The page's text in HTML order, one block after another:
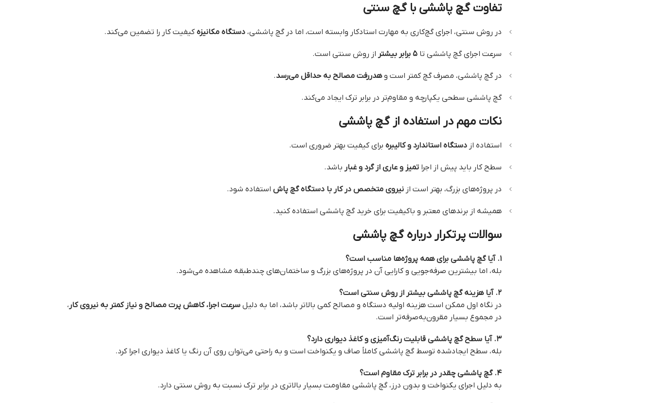
تفاوت گچ پاششی با گچ سنتی
در روش سنتی، اجرای گچ‌کاری به مهارت استادکار وابسته است، اما در گچ پاششی، دستگاه مکانیزهکیفیت کار را تضمین می‌کند.
سرعت اجرای گچ پاششی تا ۵ برابر بیشتر از روش سنتی است.
در گچ پاششی، مصرف گچ کمتر است وهدررفت مصالح به حداقل می‌رسد.
گچ پاششی سطحی یکپارچه و مقاوم‌تر در برابر ترک ایجاد می‌کند.
نکات مهم در استفاده از گچ پاششی
استفاده از دستگاه استاندارد و کالیبرهبرای کیفیت بهتر ضروری است.
سطح کار باید پیش از اجرا تمیز و عاری از گرد و غبار باشد.
در پروژه‌های بزرگ، بهتر است از نیروی متخصص در کار با دستگاه گچ پاشاستفاده شود.
همیشه از برندهای معتبر و باکیفیت برای خرید گچ پاششی استفاده کنید.
سوالات پرتکرار درباره گچ پاششی
۱. آیا گچ پاششی برای همه پروژه‌ها مناسب است؟
بله، اما بیشترین صرفه‌جویی و کارایی آن در پروژه‌های بزرگ و ساختمان‌های چندطبقه مشاهده می‌شود.
۲. آیا هزینه گچ پاششی بیشتر از روش سنتی است؟
در نگاه اول ممکن است هزینه اولیه دستگاه و مصالح کمی بالاتر باشد، اما به دلیل سرعت اجرا، کاهش پرت مصالح و نیاز کمتر به نیروی کار ،
در مجموع بسیار مقرون‌به‌صرفه‌تر است.
۳. آیا سطح گچ پاششی قابلیت رنگ‌آمیزی و کاغذ دیواری دارد؟
بله، سطح ایجادشده توسط گچ پاششی کاملاً صاف و یکنواخت است و به راحتی می‌توان روی آن رنگ یا کاغذ دیواری اجرا کرد.
۴. گچ پاششی چقدر در برابر ترک مقاوم است؟
به دلیل اجرای یکنواخت و بدون درز، گچ پاششی مقاومت بسیار بالاتری در برابر ترک نسبت به روش سنتی دارد.